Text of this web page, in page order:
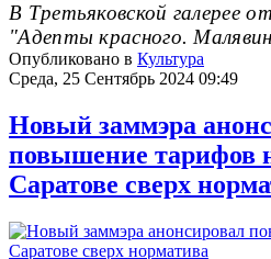
В Третьяковской галерее
"Адепты красного.
Опубликовано в Культура
Среда, 25 Сентябрь 2024 09:49
Новый заммэра
повышение тарифов
Саратове сверх